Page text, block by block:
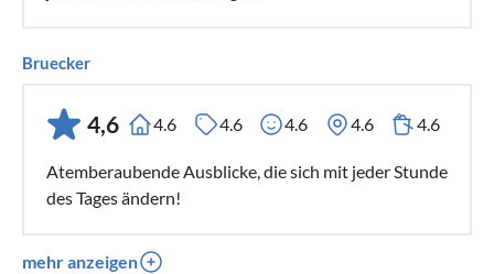
Bruecker
4,6 4.6 4.6 4.6 4.6 4.6
Atemberaubende Ausblicke, die sich mit jeder Stunde
des Tages ändern!
mehr anzeigen